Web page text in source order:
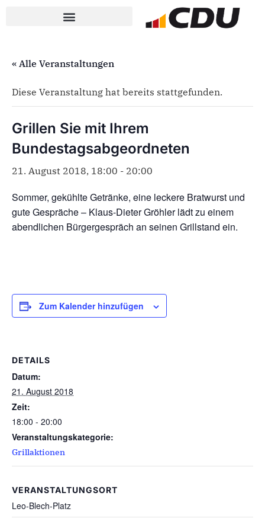
« Alle Veranstaltungen
Diese Veranstaltung hat bereits stattgefunden.
Grillen Sie mit Ihrem
Bundestagsabgeordneten
21. August 2018, 18:00 - 20:00
Sommer, gekühlte Getränke, eine leckere Bratwurst und
gute Gespräche – Klaus-Dieter Gröhler lädt zu einem
abendlichen Bürgergespräch an seinen Grillstand ein.
Zum Kalender hinzufügen
DETAILS
Datum:
21. August 2018
Zeit:
18:00 - 20:00
Veranstaltungskategorie:
Grillaktionen
VERANSTALTUNGSORT
Leo-Blech-Platz